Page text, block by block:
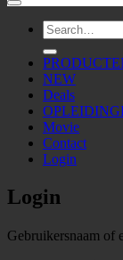
Zoeken
voor:
NEW
Deals
Movie
Contact
Login
Login
Gebruikersnaam of